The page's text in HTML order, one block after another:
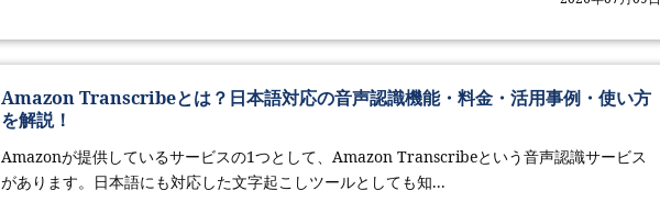
Amazon Transcribeとは？日本語対応の音声認識機能・料金・活用事例・使い方
を解説！
Amazonが提供しているサービスの1つとして、Amazon Transcribeという音声認識サービス
があります。日本語にも対応した文字起こしツールとしても知...